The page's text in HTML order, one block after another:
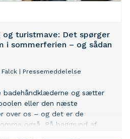
og turistmave: Det spørger
i sommerferien – og sådan
Falck Pressemeddelelse
badehåndklæderne og sætter
eller den næste
over os – og det er de
også. På baggrund af